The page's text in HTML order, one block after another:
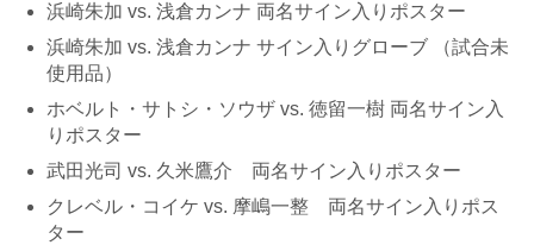
浜崎朱加 vs. 浅倉カンナ 両名サイン入りポスター
浜崎朱加 vs. 浅倉カンナ サイン入りグローブ （試合未
使用品）
ホベルト・サトシ・ソウザ vs. 徳留一樹 両名サイン入
りポスター
武田光司 vs. 久米鷹介 両名サイン入りポスター
クレベル・コイケ vs. 摩嶋一整 両名サイン入りポス
ター